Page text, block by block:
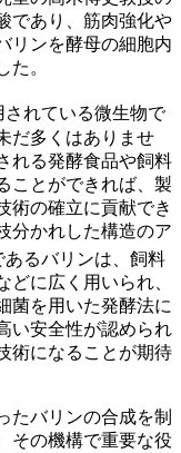
であり、筋肉強化や
リンを酵母の細胞内
た。
れている微生物で
だ多くはありませ
れる発酵食品や飼料
ことができれば、製
術の確立に貢献でき
分かれした構造のア
あるバリンは、飼料
に広く用いられ、
菌を用いた発酵法に
い安全性が認められ
術になることが期待
バリンの合成を制
その機構で重要な役